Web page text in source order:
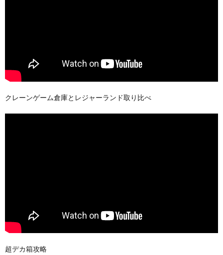
クレーンゲーム倉庫とレジャーランド取り比べ
超デカ箱攻略